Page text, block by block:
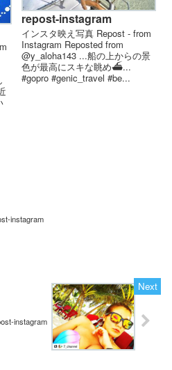
repost-instagram
インスタ映え写真 Repost - from
Instagram Reposted from
@y_aloha143 ...船の上からの景
色が最高にスキな眺め⛴...
#gopro #genic_travel #be...
instagram
instagram